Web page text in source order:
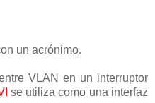
un acrónimo.
VLAN en un interruptor
se utiliza como una interfaz